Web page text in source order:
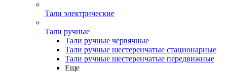
Тали электрические
Тали ручные
Тали ручные червячные
Тали ручные шестеренчатые стационарные
Тали ручные шестеренчатые передвижные
Еще